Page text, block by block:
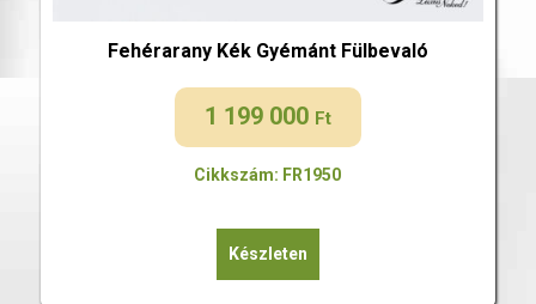
Fehérarany Kék Gyémánt Fülbevaló
1 199 000 Ft
Cikkszám: FR1950
Készleten